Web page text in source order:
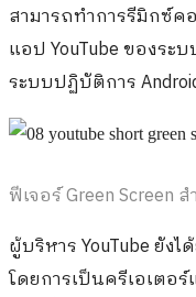
สามารถทำการรีมิกซ์
แอป YouTube ของระ
ระบบปฏิบัติการ
ฟีเจอร์ Green Screen
ผู้บริหาร YouTube ยั
โดยการเป็นครีเอเต